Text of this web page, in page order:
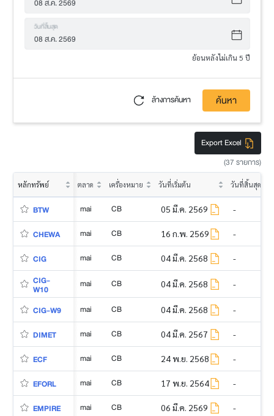
วันที่สิ้นสุด
ย้อนหลังไม่เกิน 5 ปี
ล้างการค้นหา ค้นหา
Export Excel
(37 รายการ)
หลักทรัพย์ ตลาด เครื่องหมาย วันที่เริ่มต้น วันที่สิ้นสุด
BTW mai CB 05 มี.ค. 2569 -
CHEWA mai CB 16 ก.พ. 2569 -
CIG mai CB 04 มี.ค. 2568 -
CIG-
W10 mai CB 04 มี.ค. 2568 -
CIG-W9 mai CB 04 มี.ค. 2568 -
DIMET mai CB 04 มี.ค. 2567 -
ECF mai CB 24 พ.ย. 2568 -
EFORL mai CB 17 พ.ย. 2564 -
EMPIRE mai CB 06 มี.ค. 2569 -